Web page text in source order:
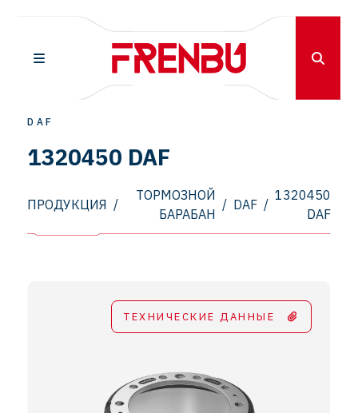
DAF
1320450 DAF
ПРОДУКЦИЯ /
ТОРМОЗНОЙ
БАРАБАН
/ DAF /
1320450
DAF
ТЕХНИЧЕСКИЕ ДАННЫЕ